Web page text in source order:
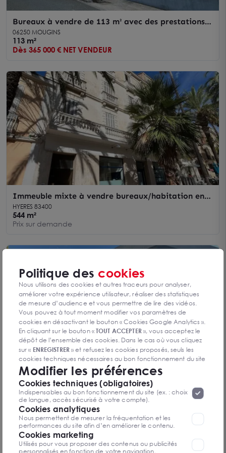
Bureaux à vendre de 113 m² avec des prestations
prime
06250 MOUGINS
113 m²
Dès 365 000 € NET VENDEUR
Immeuble mixte à vendre bureaux/habitation en
pleine propriété - Centre-ville - Hyères
HYERES 83400
544 m²
Prix sur demande
BUREAUX A VENDRE SOPHIA ANTIPOLIS
06560 VALBONNE
240 m²
Dès 620 000 € NET VENDEUR
Vous n’avez pas trouvé l’offre qui
vous convient ?
Politique des cookies
Nous utilisons des cookies et autres traceurs pour analyser,
améliorer votre expérience utilisateur, réaliser des statistiques
de mesure d’audience et vous permettre de lire des vidéos.
Vous pouvez à tout moment modifier vos paramètres de
cookies en désactivant le bouton « Cookies Google Analytics ».
En cliquant sur le bouton «TOUT ACCEPTER», vous acceptez le
dépôt de l’ensemble des cookies. Dans le cas où vous cliquez
sur « ENREGISTRER» et refusez les cookies proposés, seuls les
cookies techniques nécessaires au bon fonctionnement du site
seront déposés. Pour plus d’informations, vous pouvez consulter
la page«Protection des données à caractère
personnel ».Lorsque vous naviguez sur notre site internet, il
peut être amenée à déposer des cookies. Vous avez la
possibilité de désactiver les cookies, ces réglages ne seront
valables que sur le navigateur que vous utilisez actuellement
Modifier les préférences
Cookies techniques (obligatoires)
Indispensables au bon fonctionnement du site (ex. : choix
de langue, accès sécurisé à votre compte).
Cookies analytiques
Nous permettent de mesurer la fréquentation et les
performances du site afin d’en améliorer le contenu.
Cookies marketing
Utilisés pour vous proposer des contenus ou publicités
personnalisés en fonction de votre navigation.